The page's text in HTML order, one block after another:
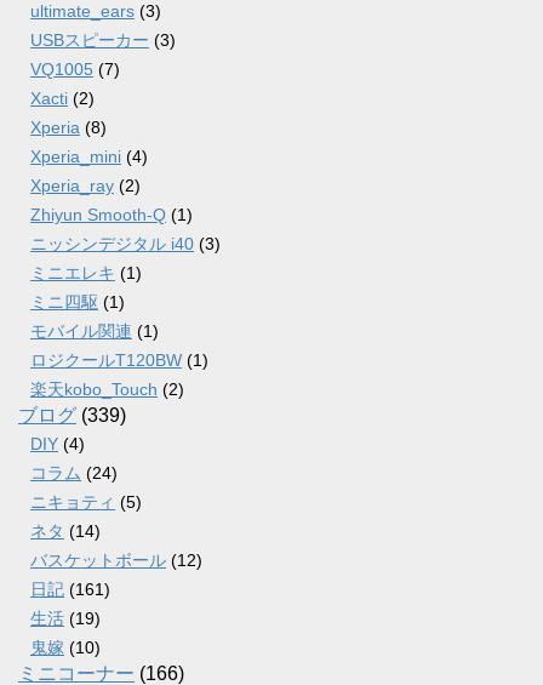
ultimate_ears (3)
USBスピーカー (3)
VQ1005 (7)
Xacti (2)
Xperia (8)
Xperia_mini (4)
Xperia_ray (2)
Zhiyun Smooth-Q (1)
ニッシンデジタル i40 (3)
ミニエレキ (1)
ミニ四駆 (1)
モバイル関連 (1)
ロジクールT120BW (1)
楽天kobo_Touch (2)
ブログ (339)
DIY (4)
コラム (24)
ニキョティ (5)
ネタ (14)
バスケットボール (12)
日記 (161)
生活 (19)
鬼嫁 (10)
ミニコーナー (166)